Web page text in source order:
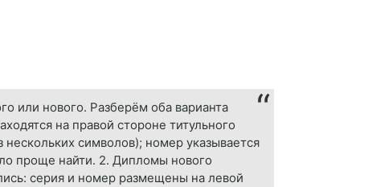
или нового. Разберём оба варианта
на правой стороне титульного
символов); номер указывается
проще найти. 2. Дипломы нового
серия и номер размещены на левой